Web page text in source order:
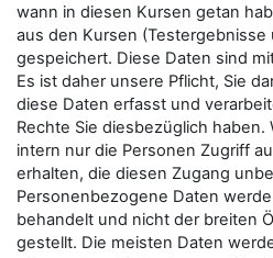
wann in diesen Kursen getan
aus den Kursen (Testergebnisse
gespeichert. Diese Daten sind
Es ist daher unsere Pflicht, Sie
diese Daten erfasst und
Rechte Sie diesbezüglich haben.
intern nur die Personen Zugriff
erhalten, die diesen Zugang
Personenbezogene Daten
behandelt und nicht der breiten
gestellt. Die meisten Daten